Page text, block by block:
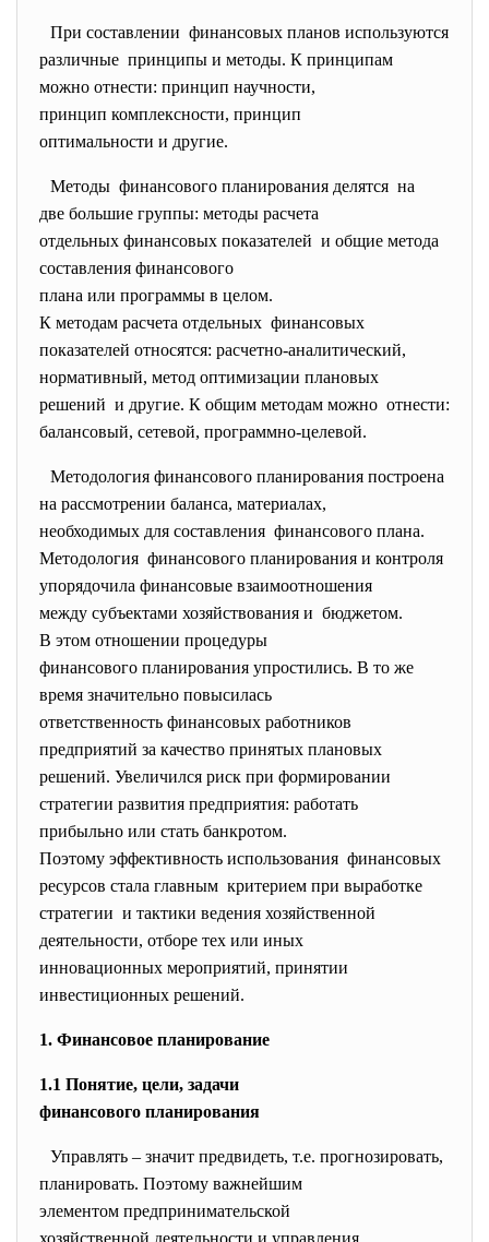
При составлении финансовых планов используются
различные принципы и методы. К принципам
можно отнести: принцип научности,
принцип комплексности, принцип
оптимальности и другие.
Методы финансового планирования делятся на
две большие группы: методы расчета
отдельных финансовых показателей и общие метода
составления финансового
плана или программы в целом.
К методам расчета отдельных финансовых
показателей относятся: расчетно-аналитический,
нормативный, метод оптимизации плановых
решений и другие. К общим методам можно отнести:
балансовый, сетевой, программно-целевой.
Методология финансового планирования построена
на рассмотрении баланса, материалах,
необходимых для составления финансового плана.
Методология финансового планирования и контроля
упорядочила финансовые взаимоотношения
между субъектами хозяйствования и бюджетом.
В этом отношении процедуры
финансового планирования упростились. В то же
время значительно повысилась
ответственность финансовых работников
предприятий за качество принятых плановых
решений. Увеличился риск при формировании
стратегии развития предприятия: работать
прибыльно или стать банкротом.
Поэтому эффективность использования финансовых
ресурсов стала главным критерием при выработке
стратегии и тактики ведения хозяйственной
деятельности, отборе тех или иных
инновационных мероприятий, принятии
инвестиционных решений.
1. Финансовое планирование
1.1 Понятие, цели, задачи
финансового планирования
Управлять – значит предвидеть, т.е. прогнозировать,
планировать. Поэтому важнейшим
элементом предпринимательской
хозяйственной деятельности и управления